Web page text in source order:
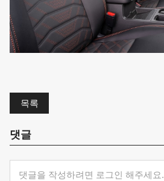
목록
댓글
댓글을 작성하려면 로그인 해주세요.